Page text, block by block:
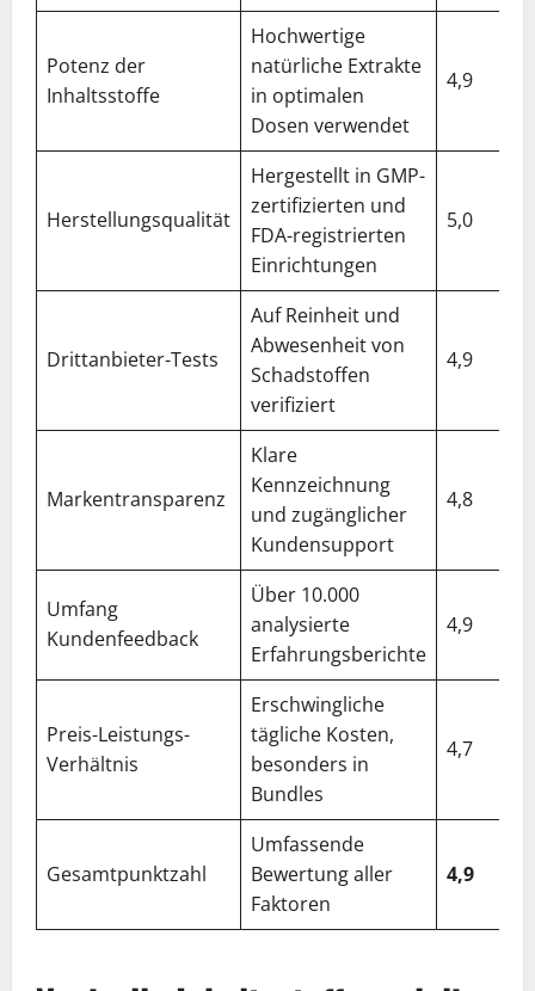
Potenz der
Inhaltsstoffe
Hochwertige
natürliche Extrakte
in optimalen
Dosen verwendet
4,9
Herstellungsqualität
Hergestellt in GMP-
zertifizierten und
FDA-registrierten
Einrichtungen
5,0
Drittanbieter-Tests
Auf Reinheit und
Abwesenheit von
Schadstoffen
verifiziert
4,9
Markentransparenz
Klare
Kennzeichnung
und zugänglicher
Kundensupport
4,8
Umfang
Kundenfeedback
Über 10.000
analysierte
Erfahrungsberichte
4,9
Preis-Leistungs-
Verhältnis
Erschwingliche
tägliche Kosten,
besonders in
Bundles
4,7
Gesamtpunktzahl
Umfassende
Bewertung aller
Faktoren
4,9